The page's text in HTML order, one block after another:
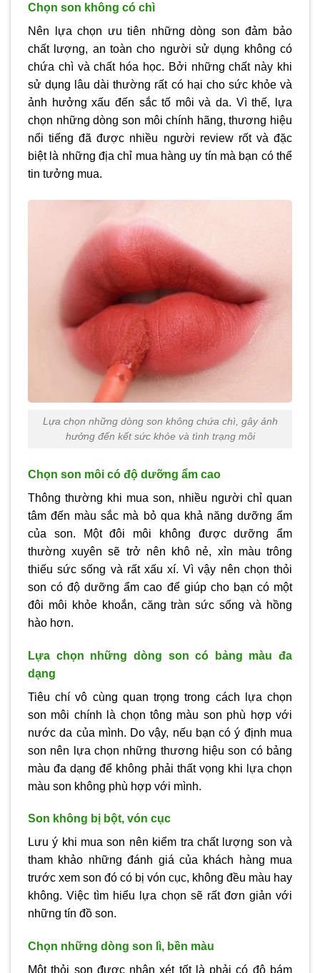
Chọn son không có chì
Nên lựa chọn ưu tiên những dòng son đảm bảo
chất lượng, an toàn cho người sử dụng không có
chứa chì và chất hóa học. Bởi những chất này khi
sử dụng lâu dài thường rất có hại cho sức khỏe và
ảnh hưởng xấu đến sắc tố môi và da. Vì thế, lựa
chọn những dòng son môi chính hãng, thương hiệu
nổi tiếng đã được nhiều người review rốt và đặc
biệt là những địa chỉ mua hàng uy tín mà bạn có thể
tin tưởng mua.
Lựa chọn những dòng son không chứa chì, gây ảnh
hưởng đến kết sức khỏe và tình trạng môi
Chọn son môi có độ dưỡng ẩm cao
Thông thường khi mua son, nhiều người chỉ quan
tâm đến màu sắc mà bỏ qua khả năng dưỡng ẩm
của son. Một đôi môi không được dưỡng ẩm
thường xuyên sẽ trở nên khô nẻ, xỉn màu trông
thiếu sức sống và rất xấu xí. Vì vậy nên chọn thỏi
son có độ dưỡng ẩm cao để giúp cho bạn có một
đôi môi khỏe khoắn, căng tràn sức sống và hồng
hào hơn.
Lựa chọn những dòng son có bảng màu đa
dạng
Tiêu chí vô cùng quan trọng trong cách lựa chọn
son môi chính là chọn tông màu son phù hợp với
nước da của mình. Do vậy, nếu bạn có ý định mua
son nên lựa chọn những thương hiệu son có bảng
màu đa dạng để không phải thất vọng khi lựa chọn
màu son không phù hợp với mình.
Son không bị bột, vón cục
Lưu ý khi mua son nên kiểm tra chất lượng son và
tham khảo những đánh giá của khách hàng mua
trước xem son đó có bị vón cục, không đều màu hay
không. Việc tìm hiểu lựa chọn sẽ rất đơn giản với
những tín đồ son.
Chọn những dòng son lì, bền màu
Một thỏi son được nhận xét tốt là phải có độ bám